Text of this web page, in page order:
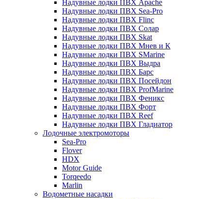
Надувные лодки ПВХ Apache
Надувные лодки ПВХ Sea-Pro
Надувные лодки ПВХ Flinc
Надувные лодки ПВХ Солар
Надувные лодки ПВХ Skat
Надувные лодки ПВХ Мнев и К
Надувные лодки ПВХ SMarine
Надувные лодки ПВХ Выдра
Надувные лодки ПВХ Барс
Надувные лодки ПВХ Посейдон
Надувные лодки ПВХ ProfMarine
Надувные лодки ПВХ Феникс
Надувные лодки ПВХ Форт
Надувные лодки ПВХ Reef
Надувные лодки ПВХ Гладиатор
Лодочные электромоторы
Sea-Pro
Flover
HDX
Motor Guide
Torqeedo
Marlin
Водометные насадки